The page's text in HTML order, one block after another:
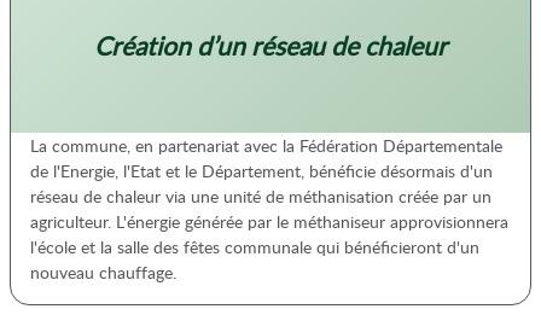
Création d’un réseau de chaleur
La commune, en partenariat avec la Fédération Départementale
de l'Energie, l'Etat et le Département, bénéficie désormais d'un
réseau de chaleur via une unité de méthanisation créée par un
agriculteur. L'énergie générée par le méthaniseur approvisionnera
l'école et la salle des fêtes communale qui bénéficieront d'un
nouveau chauffage.